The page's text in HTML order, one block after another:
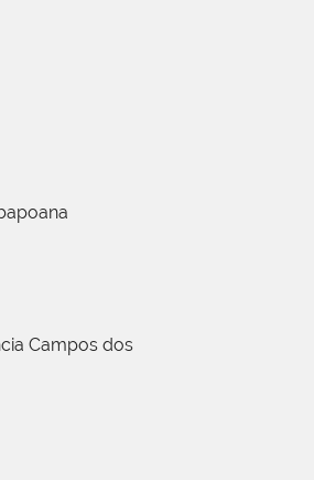
Campos dos